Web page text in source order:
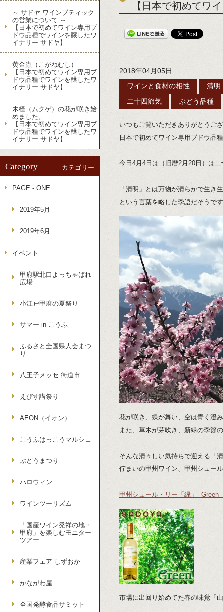
【日本で初めてワ
2018年04月05日
ワインと食材の相性 清明
二十四節気 ぶどう品種
いつもご覧いただきありがとうご
日本で初めてワイン専用ブドウ品
今日4月4日は（旧暦2月20日）は
「清明」とは万物が清らかで生き
という言葉を略した季語だそうで
花が咲き、蝶が舞い、空は青く澄
また、草木が芽吹き、新緑の季節
そんな清々しい気持ちで迎える「
佇まいの甲州ワイン、甲州シュー
甲州シュール・リー「緑」- Green
市場に出回り始めてた春の味覚「
～ サドヤ ワインブティック
の営業について ～
【日本で初めてワイン専用ブ
ドウ品種でワインを醸したワ
イナリー サドヤ】
黄金蟲（こがねむし）
【日本で初めてワイン専用ブ
ドウ品種でワインを醸したワ
イナリー サドヤ】
木槿（ムクゲ）の花が咲き始
めました。
【日本で初めてワイン専用ブ
ドウ品種でワインを醸したワ
イナリー サドヤ】
Category カテゴリー
PAGE - ONE
2019年5月
2019年6月
イベント
甲府駅北口よっちゃばれ
広場
小江戸甲府の夏祭り
サマー in こうふ
ふるさと全国県人会まつ
り
八王子メッセ 街道市
えびす講祭り
AEON（イオン）
こうふはっこうマルシェ
ぶどうまつり
ハロウィン
ワインツーリズム
「国産ワイン発祥の地・
甲府」を楽しむモニター
ツアー
産業フェア しずおか
かながわ屋
全国発酵食品サミット